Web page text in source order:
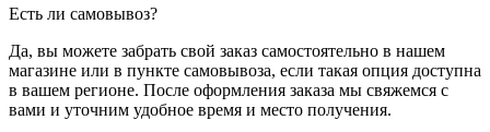
Есть ли самовывоз?
Да, вы можете забрать свой заказ самостоятельно в нашем
магазине или в пункте самовывоза, если такая опция доступна
в вашем регионе. После оформления заказа мы свяжемся с
вами и уточним удобное время и место получения.